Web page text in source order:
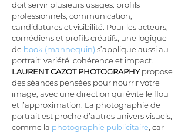
doit servir plusieurs usages: profils
professionnels, communication,
candidatures et visibilité. Pour les acteurs,
comédiens et profils créatifs, une logique
de book (mannequin) s’applique aussi au
portrait: variété, cohérence et impact.
LAURENT CAZOT PHOTOGRAPHY propose
des séances pensées pour nourrir votre
image, avec une direction qui évite le flou
et l’approximation. La photographie de
portrait est proche d’autres univers visuels,
comme la photographie publicitaire , car